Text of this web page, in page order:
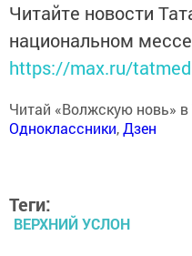
Читайте новости
национальном
https://max.ru/
Читай «Волжскую новь» в
Одноклассники,Дзен
Теги:
ВЕРХНИЙ УСЛОН